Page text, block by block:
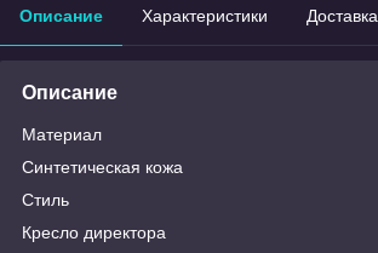
Описание Характеристики Доставка
Описание
Материал
Синтетическая кожа
Стиль
Кресло директора